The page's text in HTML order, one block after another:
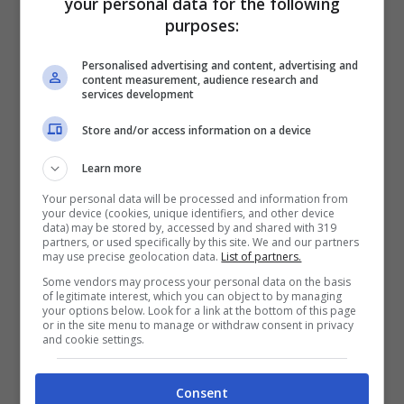
ha lanciato un appello affinché “la
responsabilità sia chiaramente definita in
ogni fase: da chi progetta e sviluppa
questi sistemi a chi li utilizza e si affida ad
essi per decisioni concrete”.
L’obiettivo è garantire che “lo sviluppo e
l’uso dell’Ia in guerra siano soggetti ai più
rigorosi vincoli etici, per garantire il
rispetto della dignità umana e della
sacralità della vita”. A giugno, gli Stati si
riuniranno alle Nazioni Unite per discutere
per la prima volta di come affrontare le
purposes:
Personalised advertising and content, advertising and
content measurement, audience research and
services development
Store and/or access information on a device
Learn more
Your personal data will be processed and information from
your device (cookies, unique identifiers, and other device
data) may be stored by, accessed by and shared with 319
partners, or used specifically by this site. We and our partners
may use precise geolocation data. List of partners.
Some vendors may process your personal data on the basis
of legitimate interest, which you can object to by managing
your options below. Look for a link at the bottom of this page
or in the site menu to manage or withdraw consent in privacy
and cookie settings.
Consent